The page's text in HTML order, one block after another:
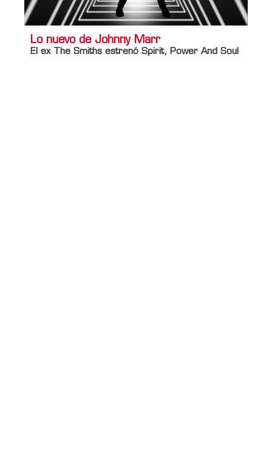
Lo nuevo de Johnny Marr
El ex The Smiths estrenó Spirit, Power And Soul